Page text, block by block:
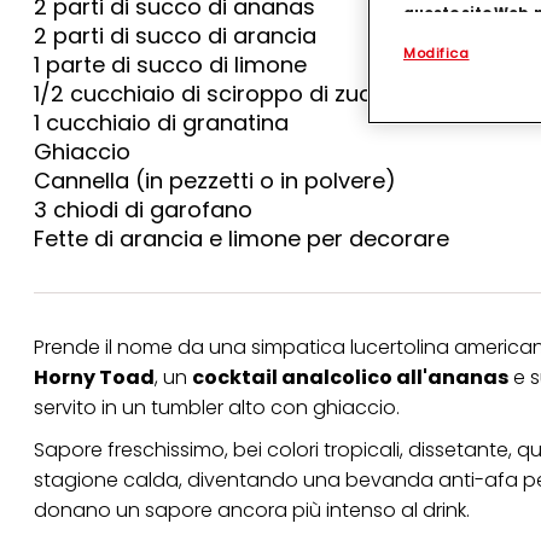
2 parti di succo di ananas
2 parti di succo di arancia
1 parte di succo di limone
1/2 cucchiaio di sciroppo di zucchero
1 cucchiaio di granatina
Ghiaccio
Cannella (in pezzetti o in polvere)
3 chiodi di garofano
Fette di arancia e limone per decorare
Prende il nome da una simpatica lucertolina
Horny Toad, un cocktail analcolico all'ananase
servito in un tumbler alto con ghiaccio.
Sapore freschissimo, bei colori tropicali, dissetante,
stagione calda, diventando una bevanda anti-afa
donano un sapore ancora più intenso al drink.
questo sito
.
(rispettivamente
terzi, conservare
qualsiasi
"modifica" di
Se fai clic su
per uno o più
tuoi dati personali
Modifica